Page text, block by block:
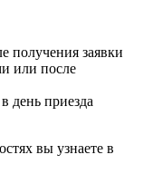
получения заявки
или после
день приезда
вы узнаете в